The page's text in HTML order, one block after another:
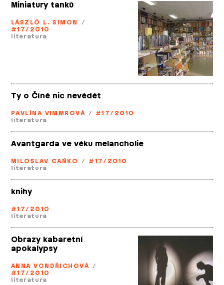
Miniatury tanků
LÁSZLÓ L. SIMON
/
#17/2010
literatura
Ty o Číně nic nevědět
PAVLÍNA VIMMROVÁ / #17/2010
literatura
Avantgarda ve věku melancholie
MILOSLAV CAŇKO / #17/2010
literatura
knihy
#17/2010
literatura
Obrazy kabaretní
apokalypsy
ANNA VONDŘICHOVÁ /
#17/2010
literatura